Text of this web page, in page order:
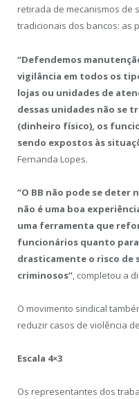
retirada de mecanismos de
tradicionais dos bancos: as
“Defendemos
vigilância em todos os
lojas ou unidades de
dessas unidades não se
(dinheiro físico), os
sendo expostos às
Fernanda Lopes.
“O BB não pode se
não é uma boa
uma ferramenta que
funcionários quanto
drasticamente o risco de
criminosos”, completou a
O movimento sindical
reduzir casos de violência
Escala 4×3
Os representantes dos